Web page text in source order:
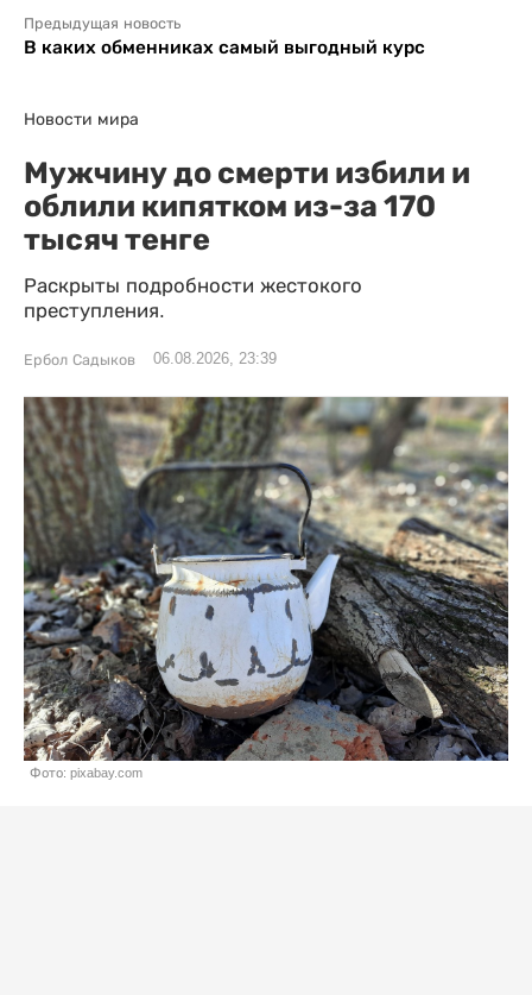
Предыдущая новость
В каких обменниках самый выгодный курс
Новости мира
Мужчину до смерти избили и
облили кипятком из-за 170
тысяч тенге
Раскрыты подробности жестокого
преступления.
Ербол Садыков 06.08.2026, 23:39
Фото: pixabay.com